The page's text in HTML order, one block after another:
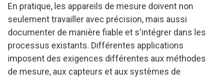
En pratique, les appareils de mesure doivent non
seulement travailler avec précision, mais aussi
documenter de manière fiable et s'intégrer dans les
processus existants. Différentes applications
imposent des exigences différentes aux méthodes
de mesure, aux capteurs et aux systèmes de